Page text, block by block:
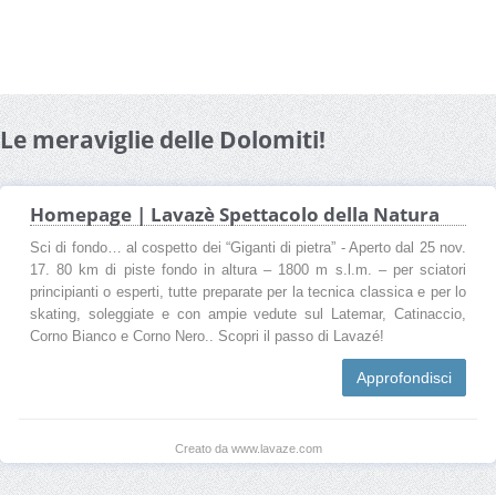
Le meraviglie delle Dolomiti!
Homepage | Lavazè Spettacolo della Natura
Sci di fondo… al cospetto dei “Giganti di pietra” - Aperto dal 25 nov.
17. 80 km di piste fondo in altura – 1800 m s.l.m. – per sciatori
principianti o esperti, tutte preparate per la tecnica classica e per lo
skating, soleggiate e con ampie vedute sul Latemar, Catinaccio,
Corno Bianco e Corno Nero.. Scopri il passo di Lavazé!
Approfondisci
Creato da www.lavaze.com